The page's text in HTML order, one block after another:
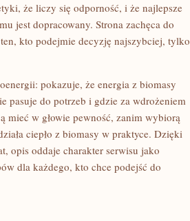
że liczy się odporność, i że najlepsze
jest dopracowany. Strona zachęca do
kto podejmie decyzję najszybciej, tylko
pokazuje, że energia z biomasy
pasuje do potrzeb i gdzie za wdrożeniem
mieć w głowie pewność, zanim wybiorą
ciepło z biomasy w praktyce. Dzięki
opis oddaje charakter serwisu jako
dla każdego, kto chce podejść do